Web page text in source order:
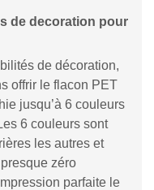
de decoration pour
de décoration,
offrir le flacon PET
jusqu’à 6 couleurs
6 couleurs sont
les autres et
zéro
parfaite le